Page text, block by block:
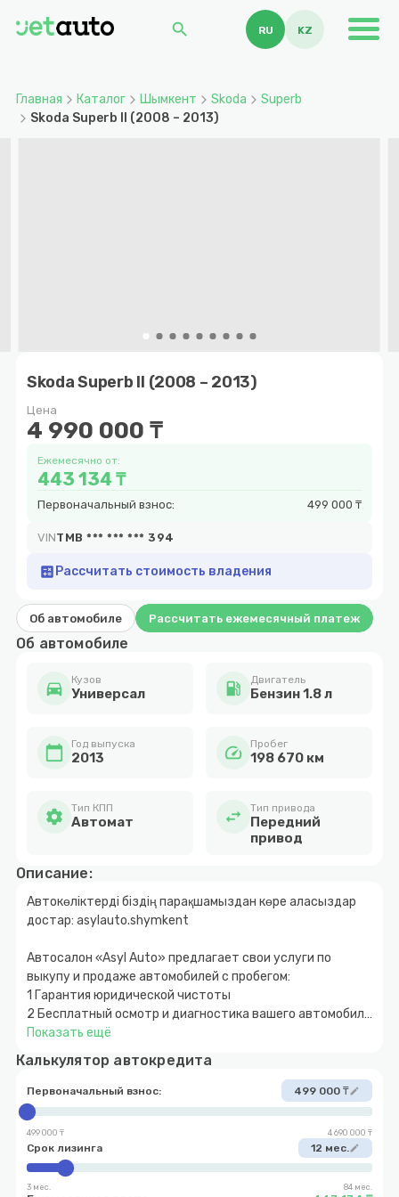
search RU KZ
Главная Каталог Шымкент Skoda
Superb
Skoda Superb II (2008 – 2013)
Skoda Superb II (2008 – 2013)
Цена
4 990 000 ₸
Ежемесячно от:
443 134 ₸
Первоначальный взнос: 499 000 ₸
VINTMB *** *** *** 394
calculate Рассчитать стоимость владения
Об автомобиле Рассчитать ежемесячный платеж
Об автомобиле
directions_car Кузов
Универсал local_gas_station Двигатель
Бензин 1.8 л
calendar_today Год выпуска
2013 speed Пробег
198 670 км
settings Тип КПП
Автомат swap_horiz Тип привода
Передний
привод
Описание:
Автокөліктерді біздің парақшамыздан көре аласыздар
достар: asylauto.shymkent
Автосалон «Asyl Auto» предлагает свои услуги по
выкупу и продаже автомобилей с пробегом:
1 Гарантия юридической чистоты
2 Бесплатный осмотр и диагностика вашего автомобиля
3 Быстрое и прозрачное оформление
расчет
5 Возможность покупки авто в кредит с
первоначальным взносом от 10%
6 Обмен автомобиля с доплатой в обе стороны
7 Выкуп вашего автомобиля
Показать ещё
Калькулятор автокредита
Первоначальный взнос: 499 000 ₸edit
499 000 ₸ 4 690 000 ₸
Срок лизинга 12 мес.edit
3 мес. 84 мес.